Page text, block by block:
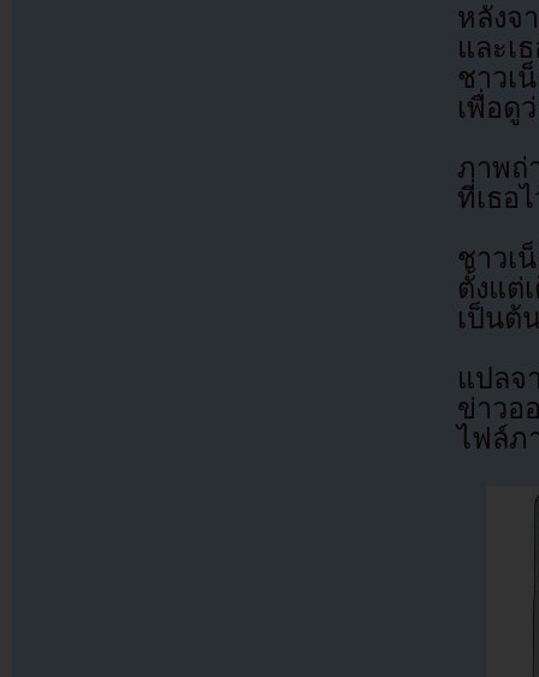
หลังจ
และเ
ชาวเ
เพื่อดู
ภาพถ่
ที่เธอ
ชาวเ
ตั้งแต่
เป็นต้
แปลจ
ข่าว
ไฟล์ภ